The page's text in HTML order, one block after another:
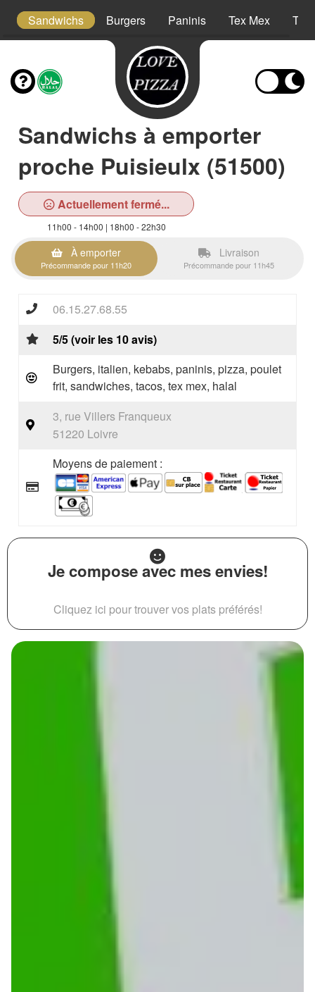
Sandwichs Burgers Paninis Tex Mex
Sandwichs à emporter
proche Puisieulx (51500)
Actuellement fermé...
11h00 - 14h00 | 18h00 - 22h30
À emporter
Précommande pour 11h20
Livraison
Précommande pour 11h45
06.15.27.68.55
5/5 (voir les 10 avis)
Burgers, italien, kebabs, paninis, pizza, poulet
frit, sandwiches, tacos, tex mex, halal
3, rue Villers Franqueux
51220 Loivre
Moyens de paiement :
Je compose avec mes envies!
Cliquez ici pour trouver vos plats préférés!